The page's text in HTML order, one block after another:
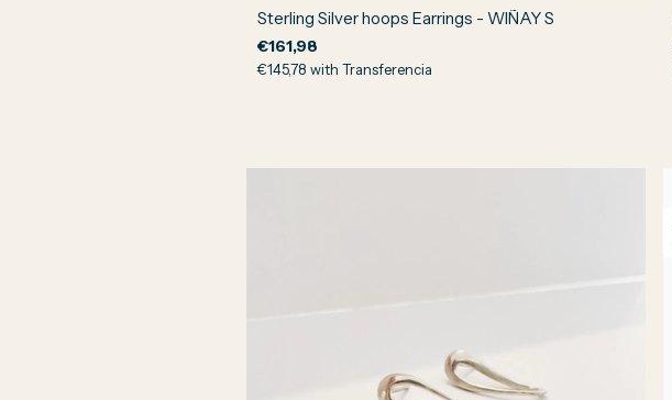
Sterling Silver hoops Earrings - WIÑAY S
€161,98
€145,78 with Transferencia